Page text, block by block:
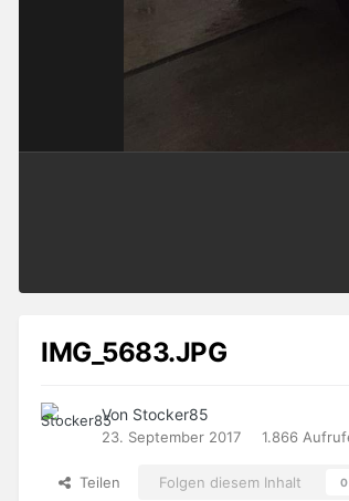
IMG_5683.JPG
Von Stocker85
23. September 2017 1.866
Teilen Folgen diesem Inhalt 0